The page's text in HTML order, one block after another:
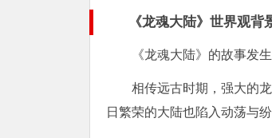
《龙魂大陆》世界观背
《龙魂大陆》的故事发
相传远古时期，强大的
日繁荣的大陆也陷入动荡与纷